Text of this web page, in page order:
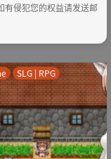
有侵犯您的权益请发送邮
SLG | RPG